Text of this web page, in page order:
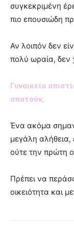
συγκεκριμένη
πιο επουσιώδη
Αν λοιπόν δεν
πολύ ωραία, δεν
Γυναικεία
απατούν;
Ένα ακόμα
μεγάλη αλήθεια,
ούτε την πρώτη
Πρέπει να
οικειότητα και